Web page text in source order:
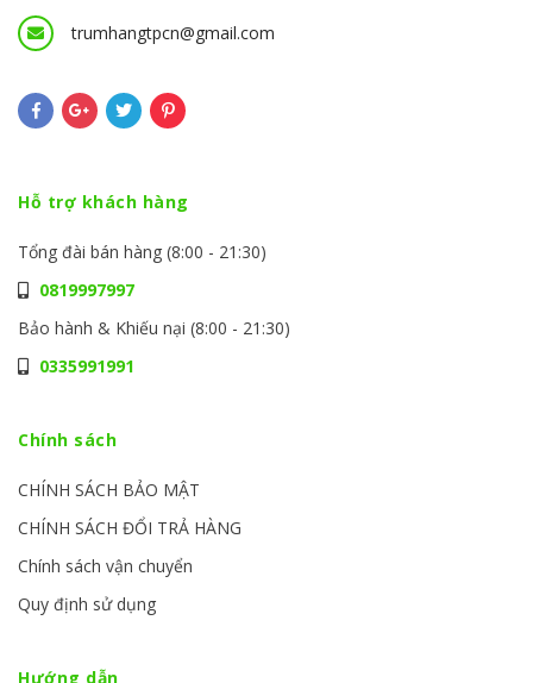
trumhangtpcn@gmail.com
Hỗ trợ khách hàng
Tổng đài bán hàng (8:00 - 21:30)
0819997997
Bảo hành & Khiếu nại (8:00 - 21:30)
0335991991
Chính sách
CHÍNH SÁCH BẢO MẬT
CHÍNH SÁCH ĐỔI TRẢ HÀNG
Chính sách vận chuyển
Quy định sử dụng
Hướng dẫn